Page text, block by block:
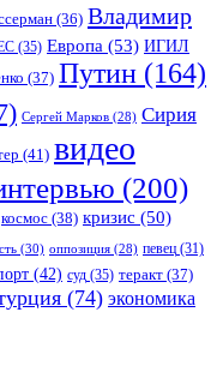
(36) Владимир
(35) Европа (53) ИГИЛ
(37) Путин (164)
Сергей Марков (28) Сирия
(41) видео
(200)
космос (38) кризис (50)
(30) оппозиция (28) певец (31)
(42) суд (35) теракт (37)
(74) экономика